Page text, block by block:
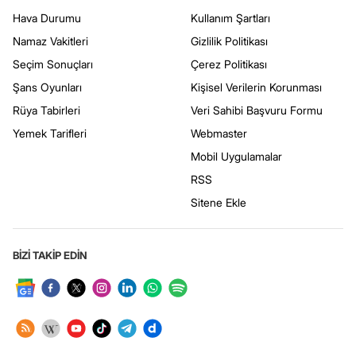
Hava Durumu
Namaz Vakitleri
Seçim Sonuçları
Şans Oyunları
Rüya Tabirleri
Yemek Tarifleri
Kullanım Şartları
Gizlilik Politikası
Çerez Politikası
Kişisel Verilerin Korunması
Veri Sahibi Başvuru Formu
Webmaster
Mobil Uygulamalar
RSS
Sitene Ekle
BİZİ TAKİP EDİN